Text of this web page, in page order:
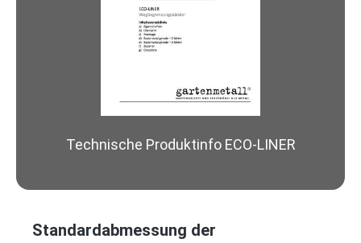
Technische Produktinfo ECO-LINER
Standardabmessung der